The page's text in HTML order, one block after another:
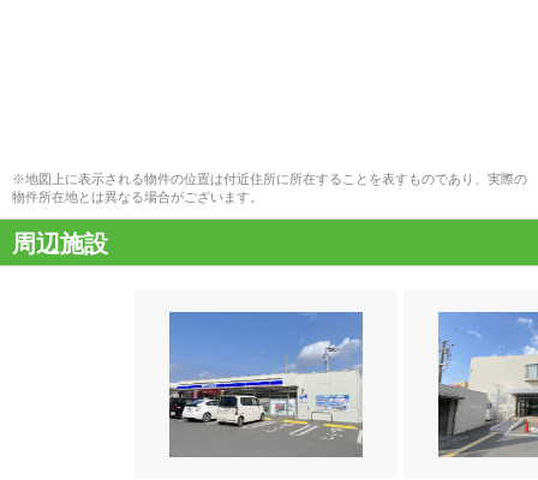
※地図上に表示される物件の位置は付近住所に所在することを表すものであり、実際の
物件所在地とは異なる場合がございます。
周辺施設